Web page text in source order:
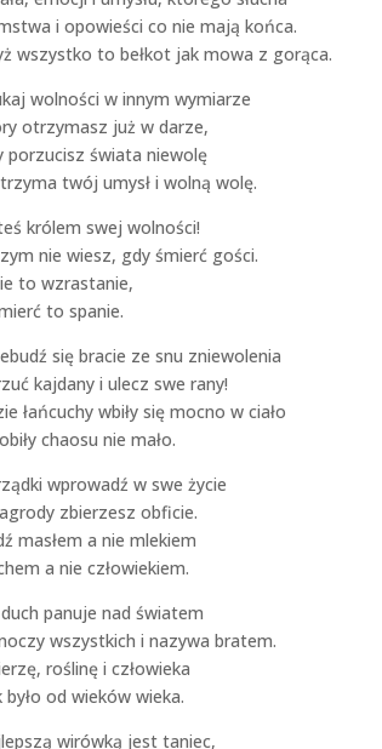
i opowieści co nie mają końca.
wszystko to bełkot jak mowa z gorąca.
wolności w innym wymiarze
otrzymasz już w darze,
porzucisz świata niewolę
twój umysł i wolną wolę.
królem swej wolności!
nie wiesz, gdy śmierć gości.
to wzrastanie,
to spanie.
się bracie ze snu zniewolenia
kajdany i ulecz swe rany!
łańcuchy wbiły się mocno w ciało
chaosu nie mało.
wprowadź w swe życie
zbierzesz obficie.
masłem a nie mlekiem
a nie człowiekiem.
panuje nad światem
wszystkich i nazywa bratem.
roślinę i człowieka
było od wieków wieka.
wirówką jest taniec,